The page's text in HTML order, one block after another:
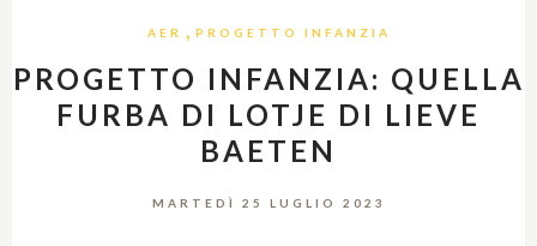
AER , PROGETTO INFANZIA
PROGETTO INFANZIA: QUELLA
FURBA DI LOTJE DI LIEVE
BAETEN
MARTEDÌ 25 LUGLIO 2023